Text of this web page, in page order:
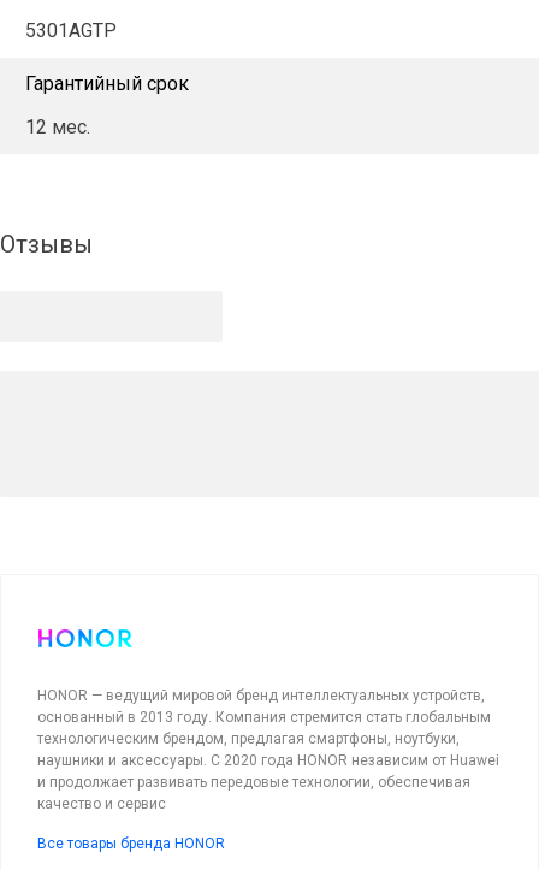
5301AGTP
Гарантийный срок
12 мес.
Отзывы
HONOR — ведущий мировой бренд интеллектуальных устройств,
основанный в 2013 году. Компания стремится стать глобальным
технологическим брендом, предлагая смартфоны, ноутбуки,
наушники и аксессуары. С 2020 года HONOR независим от Huawei
и продолжает развивать передовые технологии, обеспечивая
качество и сервис
Все товары бренда HONOR